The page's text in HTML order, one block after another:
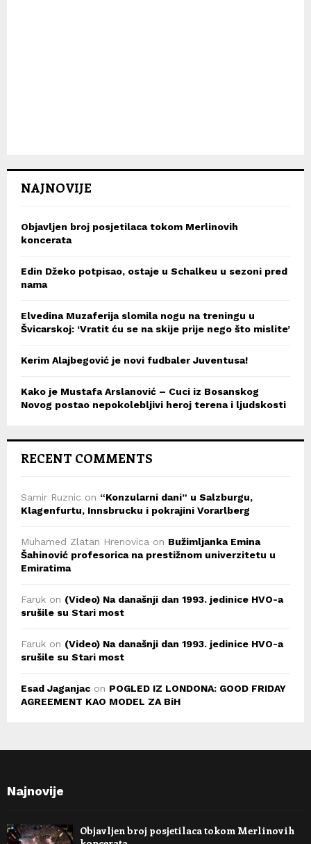
NAJNOVIJE
Objavljen broj posjetilaca tokom Merlinovih
koncerata
Edin Džeko potpisao, ostaje u Schalkeu u sezoni pred
nama
Elvedina Muzaferija slomila nogu na treningu u
Švicarskoj: ‘Vratit ću se na skije prije nego što mislite’
Kerim Alajbegović je novi fudbaler Juventusa!
Kako je Mustafa Arslanović – Cuci iz Bosanskog
Novog postao nepokolebljivi heroj terena i ljudskosti
RECENT COMMENTS
Samir Ruznic on “Konzularni dani” u Salzburgu,
Klagenfurtu, Innsbrucku i pokrajini Vorarlberg
Muhamed Zlatan Hrenovica on Bužimljanka Emina
Šahinović profesorica na prestižnom univerzitetu u
Emiratima
Faruk on (Video) Na današnji dan 1993. jedinice HVO-a
srušile su Stari most
Faruk on (Video) Na današnji dan 1993. jedinice HVO-a
srušile su Stari most
Esad Jaganjac on POGLED IZ LONDONA: GOOD FRIDAY
AGREEMENT KAO MODEL ZA BiH
Najnovije
Objavljen broj posjetilaca tokom Merlinovih